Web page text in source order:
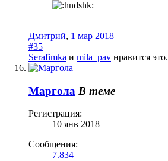
Дмитрий, 1 мар 2018
#35
Serafimka и mila_pav нравится это.
Маргола В теме
Регистрация:
10 янв 2018
Сообщения:
7.834